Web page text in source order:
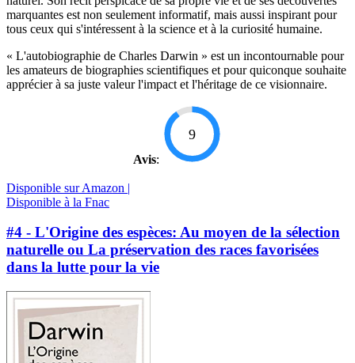
marquantes est non seulement informatif, mais aussi inspirant pour
tous ceux qui s'intéressent à la science et à la curiosité humaine.
« L'autobiographie de Charles Darwin » est un incontournable pour
les amateurs de biographies scientifiques et pour quiconque souhaite
apprécier à sa juste valeur l'impact et l'héritage de ce visionnaire.
Avis:
9
Disponible sur Amazon |
Disponible à la Fnac
#4 - L'Origine des espèces: Au moyen de la sélection
naturelle ou La préservation des races favorisées
dans la lutte pour la vie